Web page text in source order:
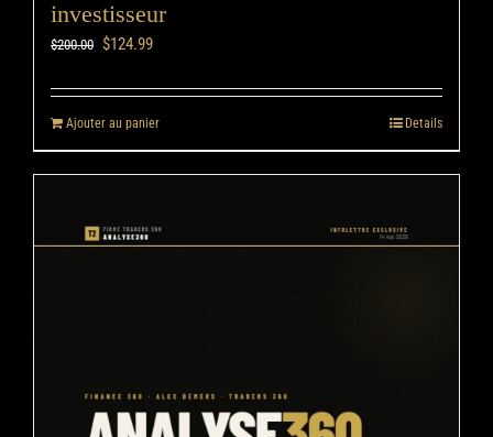
investisseur
$200.00 $124.99
Ajouter au panier Details